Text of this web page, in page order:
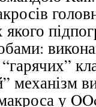
механізм
у